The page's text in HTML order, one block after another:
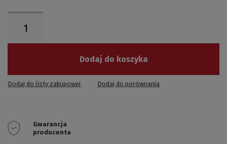
Dodaj do koszyka
Dodaj do listy zakupowej Dodaj do porównania
Gwarancja
producenta